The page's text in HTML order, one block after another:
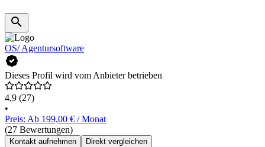
OS/ Agentursoftware
Dieses Profil wird vom Anbieter betrieben
4,9 (27)
•
Preis: Ab 199,00 € / Monat
(27 Bewertungen)
Kontakt aufnehmen Direkt vergleichen